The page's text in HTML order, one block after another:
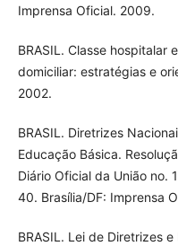
Imprensa Oficial. 2009.
BRASIL. Classe
domiciliar: estratégias e
2002.
BRASIL. Diretrizes
Educação Básica.
Diário Oficial da União no.
40. Brasília/DF: Imprensa
BRASIL. Lei de Diretrizes